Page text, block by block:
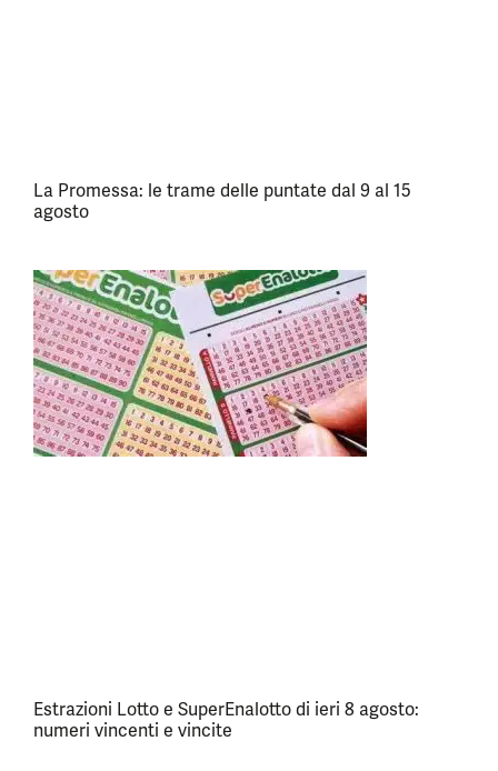
La Promessa: le trame delle puntate dal 9 al 15
agosto
Estrazioni Lotto e SuperEnalotto di ieri 8 agosto:
numeri vincenti e vincite